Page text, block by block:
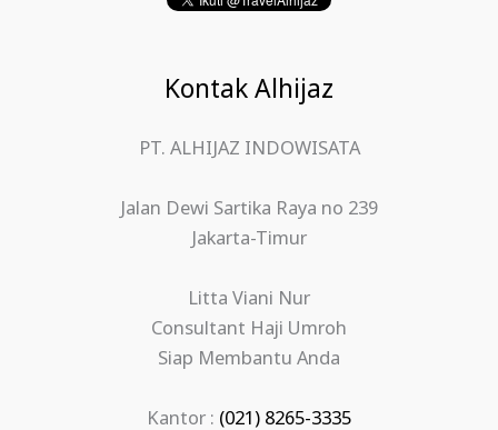
Kontak Alhijaz
PT. ALHIJAZ INDOWISATA
Jalan Dewi Sartika Raya no 239
Jakarta-Timur
Litta Viani Nur
Consultant Haji Umroh
Siap Membantu Anda
Kantor : (021) 8265-3335